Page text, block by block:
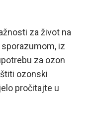
za život na
iz
za ozon
ozonski
pročitajte u